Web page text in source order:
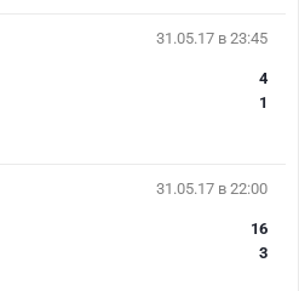
31.05.17 в 23:45
4
1
31.05.17 в 22:00
16
3